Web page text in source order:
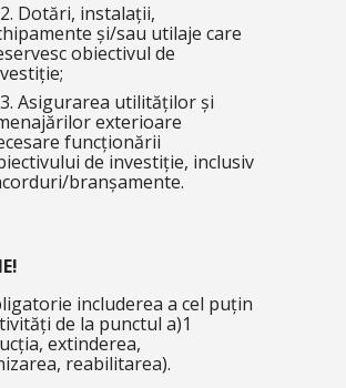
Dotări, instalații,
și/sau utilaje care
obiectivul de
Asigurarea utilităților și
exterioare
funcționării
de investiție, inclusiv
branșamente.
includerea a cel puțin
de la punctul a)1
extinderea,
reabilitarea).